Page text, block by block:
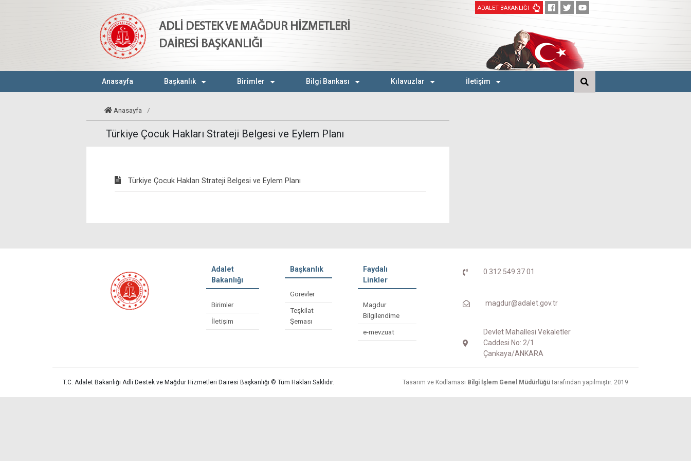
ADLİ DESTEK VE MAĞDUR HİZMETLERİ
DAİRESİ BAŞKANLIĞI
ADALET BAKANLIĞI
Anasayfa Başkanlık Birimler Bilgi Bankası Kılavuzlar İletişim
Anasayfa /
Türkiye Çocuk Hakları Strateji Belgesi ve Eylem Planı
Türkiye Çocuk Hakları Strateji Belgesi ve Eylem Planı
Adalet
Bakanlığı
Birimler
İletişim
Başkanlık
Görevler
Teşkilat
Şeması
Faydalı
Linkler
Magdur
Bilgilendime
e-mevzuat
0 312 549 37 01
magdur@adalet.gov.tr
Devlet Mahallesi Vekaletler
Caddesi No: 2/1
Çankaya/ANKARA
T.C. Adalet Bakanlığı Adli Destek ve Mağdur Hizmetleri Dairesi Başkanlığı © Tüm Hakları Saklıdır. Tasarım ve Kodlaması Bilgi İşlem Genel Müdürlüğütarafından yapılmıştır. 2019